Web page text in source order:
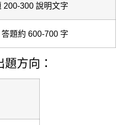
200-300 說明文字
題約 600-700 字
方向：